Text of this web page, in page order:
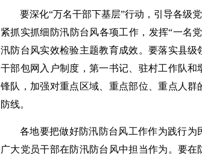
要深化“万名干部下基层”行动，引导各级
紧抓实抓细防汛防台风各项工作，发挥“一名
汛防台风实效检验主题教育成效。要落实县
干部包网入户制度，第一书记、驻村工作队
锋队，加强对重点区域、重点部位、重点人
防线。
各地要把做好防汛防台风工作作为践行
广大党员干部在防汛防台风中担当作为。要